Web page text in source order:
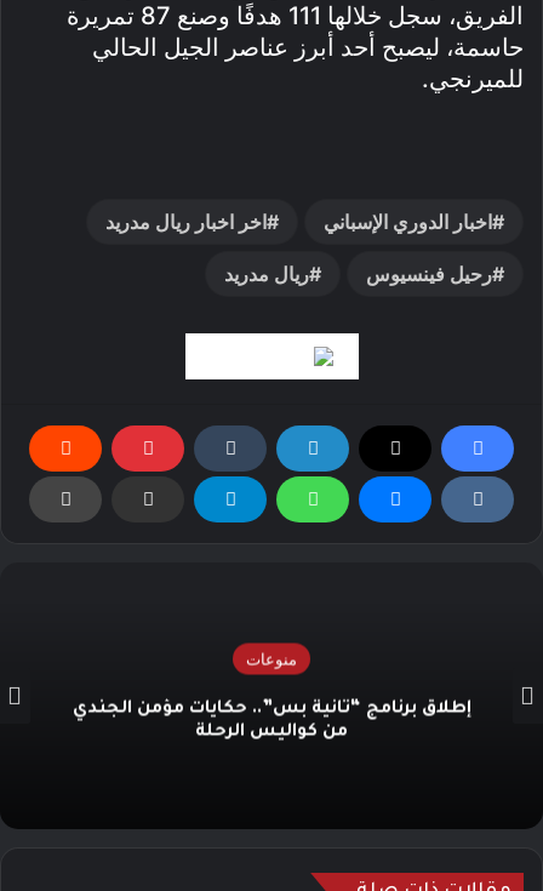
الفريق، سجل خلالها 111 هدفًا وصنع 87 تمريرة
حاسمة، ليصبح أحد أبرز عناصر الجيل الحالي
للميرنجي.
اخبار الدوري الإسباني اخر اخبار ريال مدريد
رحيل فينسيوس ريال مدريد
منوعات
إطلاق برنامج “ثانية بس”.. حكايات مؤمن الجندي
من كواليس الرحلة